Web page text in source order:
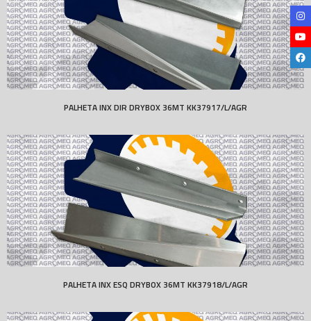
PALHETA INX DIR DRYBOX 36MT KK37917/L/AGR
PALHETA INX ESQ DRYBOX 36MT KK37918/L/AGR